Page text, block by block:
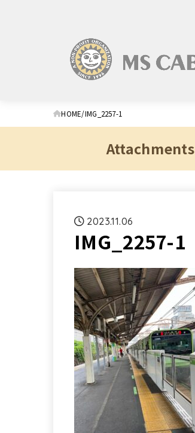
HOME IMG_2257-1
Attachments
2023.11.06
IMG_2257-1